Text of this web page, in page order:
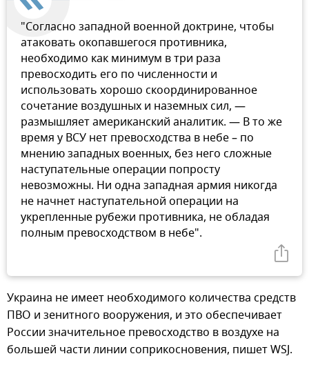
"Согласно западной военной доктрине, чтобы
атаковать окопавшегося противника,
необходимо как минимум в три раза
превосходить его по численности и
использовать хорошо скоординированное
сочетание воздушных и наземных сил, —
размышляет американский аналитик. — В то же
время у ВСУ нет превосходства в небе – по
мнению западных военных, без него сложные
наступательные операции попросту
невозможны. Ни одна западная армия никогда
не начнет наступательной операции на
укрепленные рубежи противника, не обладая
полным превосходством в небе".
Украина не имеет необходимого количества средств
ПВО и зенитного вооружения, и это обеспечивает
России значительное превосходство в воздухе на
большей части линии соприкосновения, пишет WSJ.